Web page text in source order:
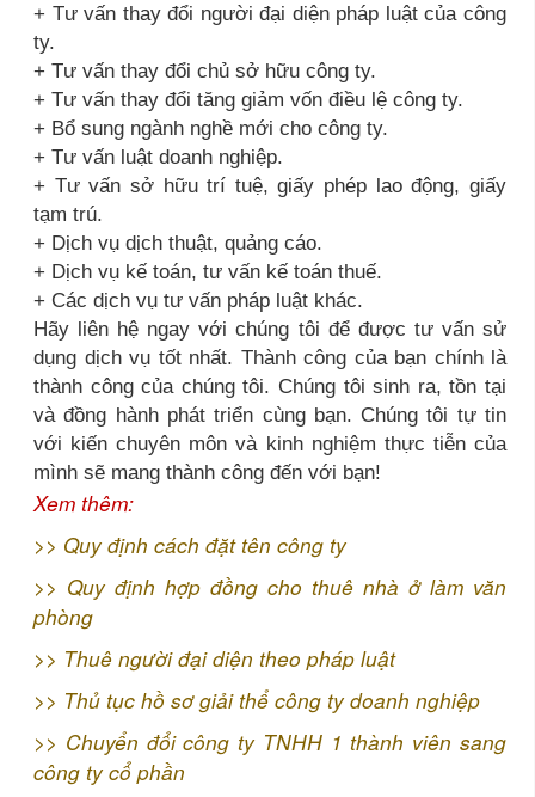
+ Tư vấn thay đổi người đại diện pháp luật của công
ty.
+ Tư vấn thay đổi chủ sở hữu công ty.
+ Tư vấn thay đổi tăng giảm vốn điều lệ công ty.
+ Bổ sung ngành nghề mới cho công ty.
+ Tư vấn luật doanh nghiệp.
+ Tư vấn sở hữu trí tuệ, giấy phép lao động, giấy
tạm trú.
+ Dịch vụ dịch thuật, quảng cáo.
+ Dịch vụ kế toán, tư vấn kế toán thuế.
+ Các dịch vụ tư vấn pháp luật khác.
Hãy liên hệ ngay với chúng tôi để được tư vấn sử
dụng dịch vụ tốt nhất. Thành công của bạn chính là
thành công của chúng tôi. Chúng tôi sinh ra, tồn tại
và đồng hành phát triển cùng bạn. Chúng tôi tự tin
với kiến chuyên môn và kinh nghiệm thực tiễn của
mình sẽ mang thành công đến với bạn!
Xem thêm:
>> Quy định cách đặt tên công ty
>> Quy định hợp đồng cho thuê nhà ở làm văn
phòng
>> Thuê người đại diện theo pháp luật
>> Thủ tục hồ sơ giải thể công ty doanh nghiệp
>> Chuyển đổi công ty TNHH 1 thành viên sang
công ty cổ phần